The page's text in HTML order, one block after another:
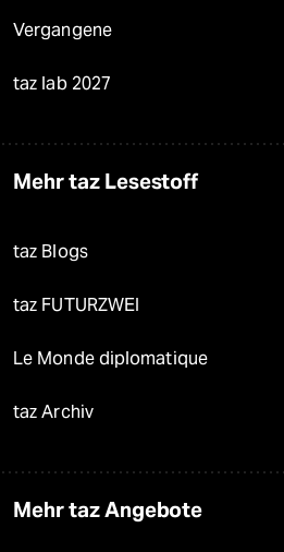
Vergangene
taz lab 2027
Mehr taz Lesestoff
taz Blogs
taz FUTURZWEI
Le Monde diplomatique
taz Archiv
Mehr taz Angebote